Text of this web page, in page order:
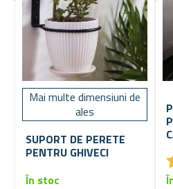
Mai multe dimensiuni de
ales
SUPORT DE PERETE
PENTRU GHIVECI
În stoc